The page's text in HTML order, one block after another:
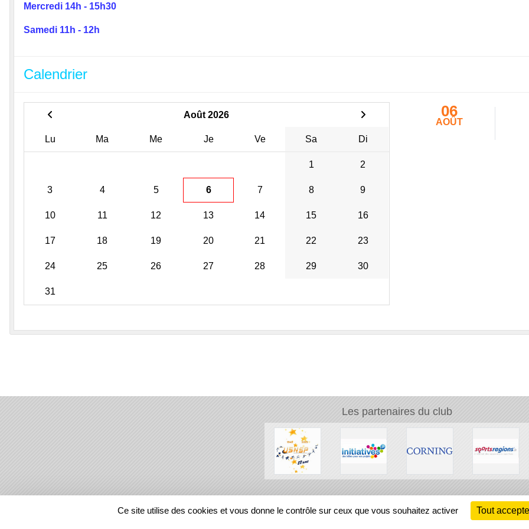
Mercredi 14h - 15h30
Samedi 11h - 12h
Calendrier
Août 2026
Lu Ma Me Je Ve Sa Di
1 2
3 4 5 6 7 8 9
10 11 12 13 14 15 16
17 18 19 20 21 22 23
24 25 26 27 28 29 30
31
06
AOÛT
Les partenaires du club
REGIONS
Ce site utilise des cookies et vous donne le contrôle sur ceux que vous souhaitez activer Tout